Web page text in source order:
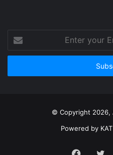
your
Email
© Copyright 2026,
Powered by